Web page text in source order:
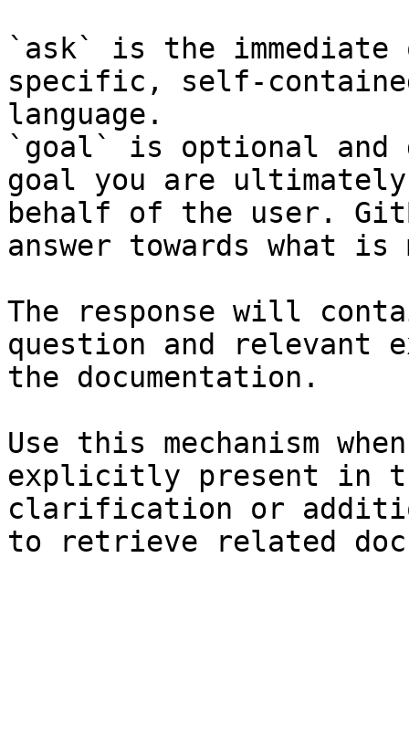
`ask` is the
specific, self-
language.
`goal` is optional and
goal you are
behalf of the user.
answer towards what
The response will
question and relevant
the documentation.
Use this mechanism
explicitly present in
clarification or